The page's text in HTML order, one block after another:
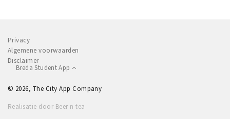
Winkels
Winkelgebieden
Parkeren
Privacy
Algemene voorwaarden
Disclaimer
Breda Student App
© 2026, The City App Company
Realisatie door Beer n tea